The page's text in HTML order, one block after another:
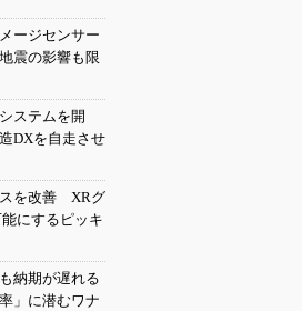
ージセンサー
震の影響も限
ステムを開
DXを自走させ
スを改善 XRグ
にするピッキ
納期が遅れる
」に潜むワナ